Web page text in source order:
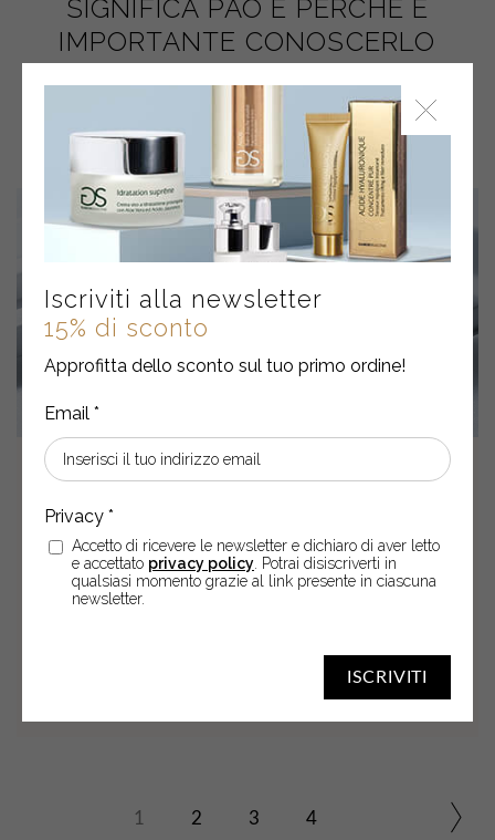
Iscriviti alla newsletter
15% di sconto
Approfitta dello sconto sul tuo primo ordine!
ISCRIVITI
Accetto di ricevere le newsletter e dichiaro di aver letto
e accettato privacy policy . Potrai disiscriverti in
qualsiasi momento grazie al link presente in ciascuna
newsletter.
SIGNIFICA PAO E PERCHÉ È
IMPORTANTE CONOSCERLO
30 Giu 2026
PELLE DISIDRATATA O PELLE
ALIPICA? COME
RICONOSCERE LE ESIGENZE
1 2 3 4